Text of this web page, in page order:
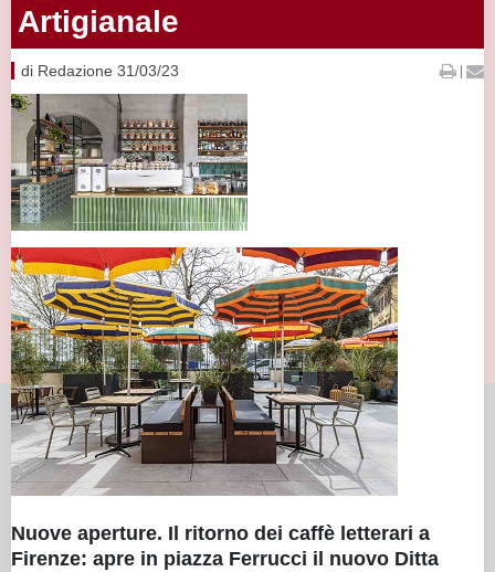
Artigianale
di Redazione 31/03/23 |
Nuove aperture. Il ritorno dei caffè letterari a
Firenze: apre in piazza Ferrucci il nuovo Ditta